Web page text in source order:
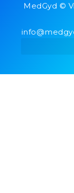
MedGyd ©